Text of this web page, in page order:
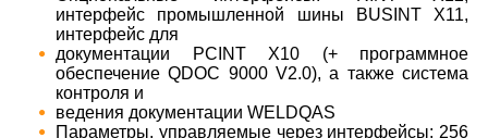
интерфейс промышленной шины BUSINT X11,
интерфейс для
документации PCINT X10 (+ программное
обеспечение QDOC 9000 V2.0), а также система
контроля и
ведения документации WELDQAS
Параметры, управляемые через интерфейсы: 256